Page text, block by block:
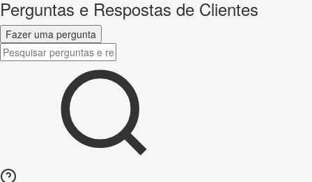
Perguntas e Respostas de Clientes
Fazer uma pergunta